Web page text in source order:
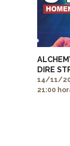
DIRE
14/11/
21:00